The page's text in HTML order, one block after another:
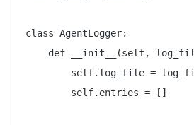
class AgentLogger:
def __init__(self,
self.log_file =
        self.entries = []